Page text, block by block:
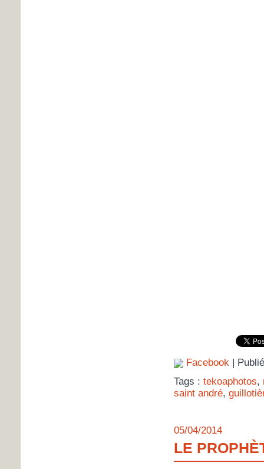
Facebook|
Tags : tekoaphotos,
saint andré,
05/04/2014
LE